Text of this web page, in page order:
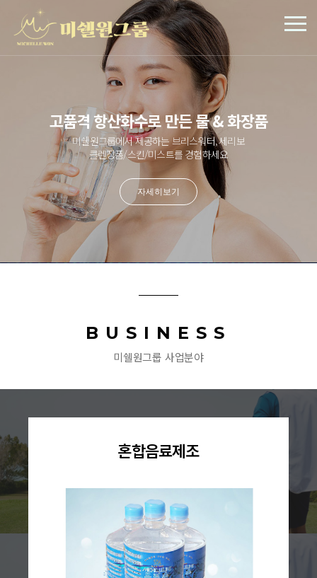
고품격 항산화수로 만든 물 & 화장품
미쉘원그룹에서 제공하는 브리스워터, 세리보
클렌징폼/스킨/미스트를 경험하세요
자세히보기
BUSINESS
미쉘원그룹 사업분야
혼합음료제조